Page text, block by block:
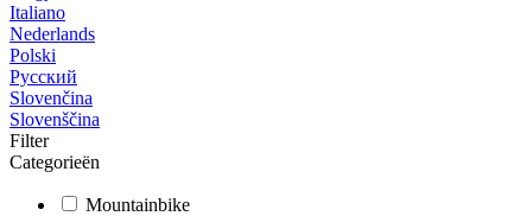
Italiano
Nederlands
Polski
Русский
Slovenčina
Slovenščina
Filter
Categorieën
Mountainbike